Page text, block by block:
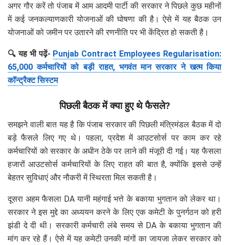
अगर गौर करें तो पंजाब में आम आदमी पार्टी की सरकार ने पिछले कुछ महीनों
में कई जनकल्याणकारी योजनाओं की घोषणा की है। ऐसे में यह बैठक उन
योजनाओं को जमीन पर उतारने की रणनीति पर भी केंद्रित हो सकती है।
🔍 यह भी पढ़ें- Punjab Contract Employees Regularisation:
65,000 कर्मचारियों को बड़ी राहत, भगवंत मान सरकार ने खत्म किया
कॉन्ट्रैक्ट सिस्टम
पिछली बैठक में क्या हुए थे फैसले?
समझने वाली बात यह है कि पंजाब सरकार की पिछली मंत्रिमंडल बैठक में दो
बड़े फैसले लिए गए थे। पहला, प्रदेश में आउटसोर्स पर काम कर रहे
कर्मचारियों को सरकार के अधीन ठेके पर लाने की मंजूरी दी गई। यह फैसला
हजारों आउटसोर्स कर्मचारियों के लिए राहत की बात है, क्योंकि इससे उन्हें
बेहतर सुविधाएं और नौकरी में स्थिरता मिल सकती है।
दूसरा अहम फैसला DA यानी महंगाई भत्ते के बकाया भुगतान को लेकर था।
सरकार ने इस मुद्दे का अध्ययन करने के लिए एक कमेटी के पुनर्गठन को हरी
झंडी दे दी थी। सरकारी कर्मचारी लंबे समय से DA के बकाया भुगतान की
मांग कर रहे हैं। ऐसे में यह कमेटी उनकी मांगों का जायजा लेकर सरकार को